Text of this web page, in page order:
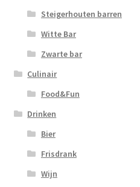
Steigerhouten barren
Witte Bar
Zwarte bar
Culinair
Food&Fun
Drinken
Bier
Frisdrank
Wijn